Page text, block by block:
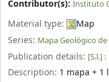
Contributor(s): Instituto
Material type:
Map
Series: Mapa Geológico de
Publication details: [S.l.] :
Description: 1 mapa + 1